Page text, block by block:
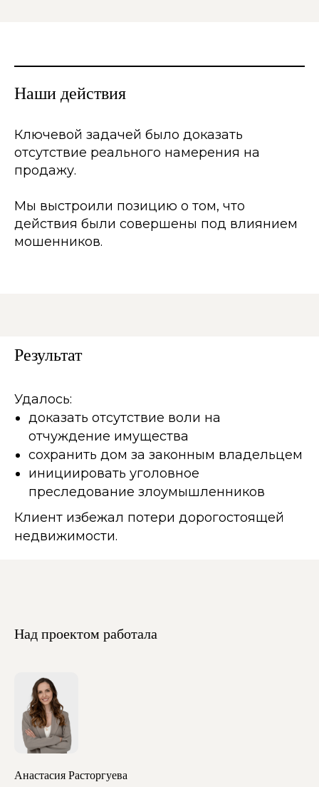
Наши действия
Ключевой задачей было доказать
отсутствие реального намерения на
продажу.
Мы выстроили позицию о том, что
действия были совершены под влиянием
мошенников.
Результат
Удалось:
доказать отсутствие воли на
отчуждение имущества
сохранить дом за законным владельцем
инициировать уголовное
преследование злоумышленников
Клиент избежал потери дорогостоящей
недвижимости.
Над проектом работала
Анастасия Расторгуева